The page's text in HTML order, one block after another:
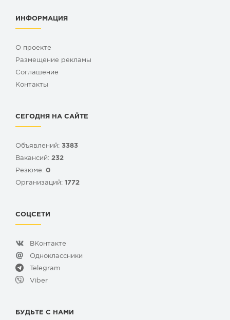
ИНФОРМАЦИЯ
О проекте
Размещение рекламы
Cоглашение
Контакты
СЕГОДНЯ НА САЙТЕ
Объявлений: 3383
Вакансий: 232
Резюме: 0
Организаций: 1772
СОЦСЕТИ
ВКонтакте
Одноклассники
Telegram
Viber
БУДЬТЕ С НАМИ